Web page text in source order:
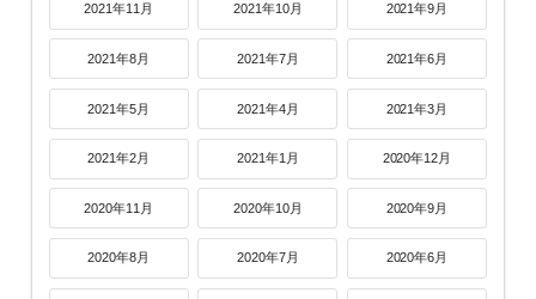
2021年11月 2021年10月 2021年9月
2021年8月 2021年7月 2021年6月
2021年5月 2021年4月 2021年3月
2021年2月 2021年1月 2020年12月
2020年11月 2020年10月 2020年9月
2020年8月 2020年7月 2020年6月